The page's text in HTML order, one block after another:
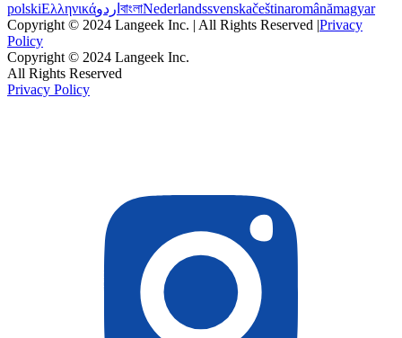
polskiΕλληνικάاردو বাংলাNederlandssvenskačeštinaromânămagyar
Copyright © 2024 Langeek Inc. | All Rights Reserved |Privacy
Policy
Copyright © 2024 Langeek Inc.
All Rights Reserved
Privacy Policy